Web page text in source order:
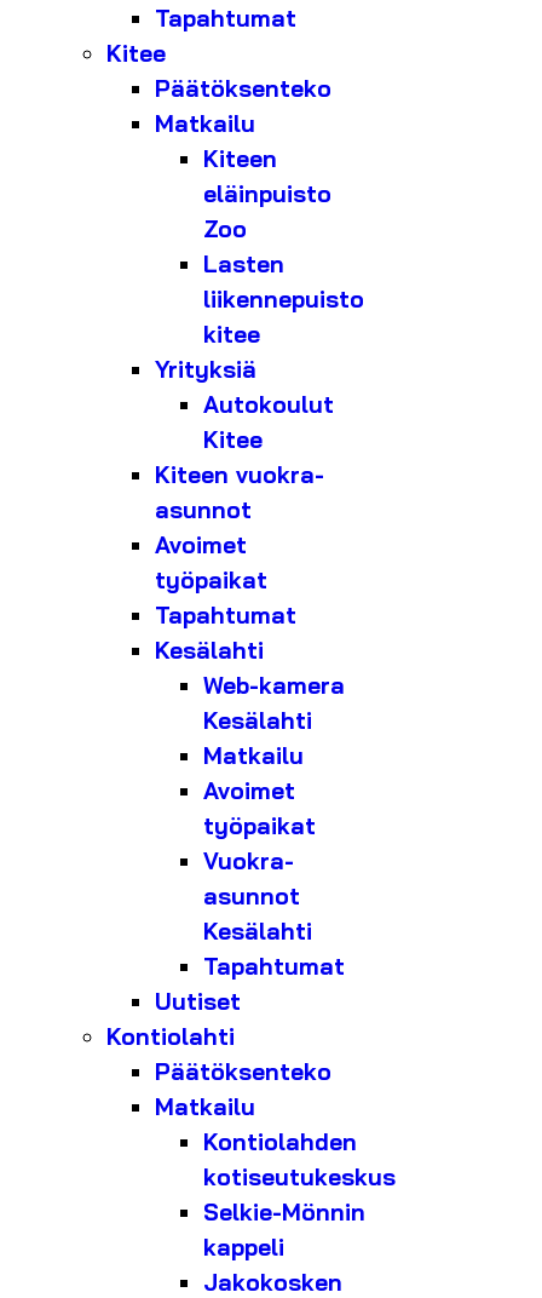
Tapahtumat
Kitee
Päätöksenteko
Matkailu
Kiteen
eläinpuisto
Zoo
Lasten
liikennepuisto
kitee
Yrityksiä
Autokoulut
Kitee
Kiteen vuokra-
asunnot
Avoimet
työpaikat
Tapahtumat
Kesälahti
Web-kamera
Kesälahti
Matkailu
Avoimet
työpaikat
Vuokra-
asunnot
Kesälahti
Tapahtumat
Uutiset
Kontiolahti
Päätöksenteko
Matkailu
Kontiolahden
kotiseutukeskus
Selkie-Mönnin
kappeli
Jakokosken